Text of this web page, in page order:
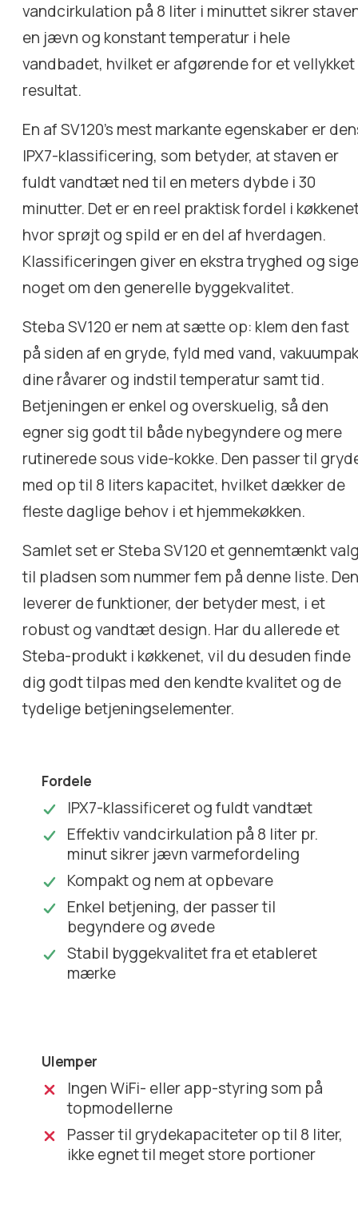
vandcirkulation på 8 liter i minuttet sikrer
en jævn og konstant temperatur i hele
vandbadet, hvilket er afgørende for et vellykket
resultat.
En af SV120’s mest markante egenskaber er
IPX7-klassificering, som betyder, at staven er
fuldt vandtæt ned til en meters dybde i 30
minutter. Det er en reel praktisk fordel i
hvor sprøjt og spild er en del af hverdagen.
Klassificeringen giver en ekstra tryghed og
noget om den generelle byggekvalitet.
Steba SV120 er nem at sætte op: klem den fast
på siden af en gryde, fyld med vand,
dine råvarer og indstil temperatur samt tid.
Betjeningen er enkel og overskuelig, så den
egner sig godt til både nybegyndere og mere
rutinerede sous vide-kokke. Den passer til
med op til 8 liters kapacitet, hvilket dækker de
fleste daglige behov i et hjemmekøkken.
Samlet set er Steba SV120 et gennemtænkt
til pladsen som nummer fem på denne liste.
leverer de funktioner, der betyder mest, i et
robust og vandtæt design. Har du allerede et
Steba-produkt i køkkenet, vil du desuden finde
dig godt tilpas med den kendte kvalitet og de
tydelige betjeningselementer.
Fordele
IPX7-klassificeret og fuldt vandtæt
Effektiv vandcirkulation på 8 liter pr.
minut sikrer jævn varmefordeling
Kompakt og nem at opbevare
Enkel betjening, der passer til
begyndere og øvede
Stabil byggekvalitet fra et etableret
mærke
Ulemper
Ingen WiFi- eller app-styring som på
topmodellerne
Passer til grydekapaciteter op til 8 liter,
ikke egnet til meget store portioner